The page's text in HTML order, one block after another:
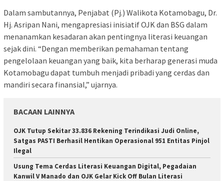
Dalam sambutannya, Penjabat (Pj.) Walikota Kotamobagu, Dr.
Hj. Asripan Nani, mengapresiasi inisiatif OJK dan BSG dalam
menanamkan kesadaran akan pentingnya literasi keuangan
sejak dini. “Dengan memberikan pemahaman tentang
pengelolaan keuangan yang baik, kita berharap generasi muda
Kotamobagu dapat tumbuh menjadi pribadi yang cerdas dan
mandiri secara finansial,” ujarnya.
BACAAN LAINNYA
OJK Tutup Sekitar 33.836 Rekening Terindikasi Judi Online,
Satgas PASTI Berhasil Hentikan Operasional 951 Entitas Pinjol
Ilegal
Usung Tema Cerdas Literasi Keuangan Digital, Pegadaian
Kanwil V Manado dan OJK Gelar Kick Off Bulan Literasi